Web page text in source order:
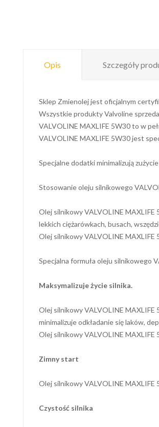
Opis Szczegóły
Sklep Zmienolej jest oficjalnym
Wszystkie produkty Valvoline
VALVOLINE MAXLIFE 5W30 to w
VALVOLINE MAXLIFE 5W30 jest
Specjalne dodatki minimalizują
Stosowanie oleju silnikowego
Olej silnikowy VALVOLINE MAXLIFE
lekkich ciężarówkach, busach,
Olej silnikowy VALVOLINE MAXLIFE
Specjalna formuła oleju silnikowego
Maksymalizuje życie silnika.
Olej silnikowy VALVOLINE MAXLIFE
minimalizuje odkładanie się laków,
Olej silnikowy VALVOLINE
Zimny start
Olej silnikowy VALVOLINE MAXLIFE
Czystość silnika